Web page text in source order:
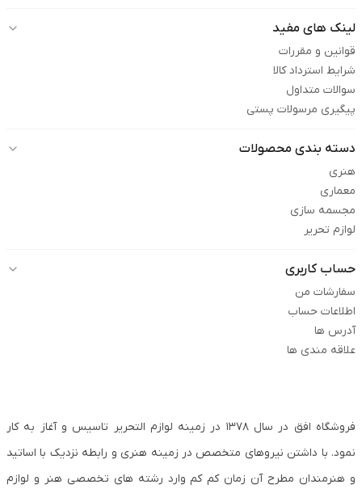
لینک های مفید
قوانین و مقررات
شرایط استرداد کالا
سوالات متداول
پیگیری مرسولات پستی
دسته بندی محصولات
هنری
معماری
مجسمه سازی
لوازم تحریر
حساب کاربری
سفارشات من
اطلاعات حساب
آدرس ها
علاقه مندی ها
فروشگاه افق در سال ۱۳۷۸ در زمینه لوازم التحریر تاسیس و آغاز به کار
نمود. با داشتن نیروهای متخصص در زمینه هنری و رابطه نزدیک با اساتید
و هنرمندان مطرح آن زمان کم کم وارد رشته های تخصصی هنر و لوازم